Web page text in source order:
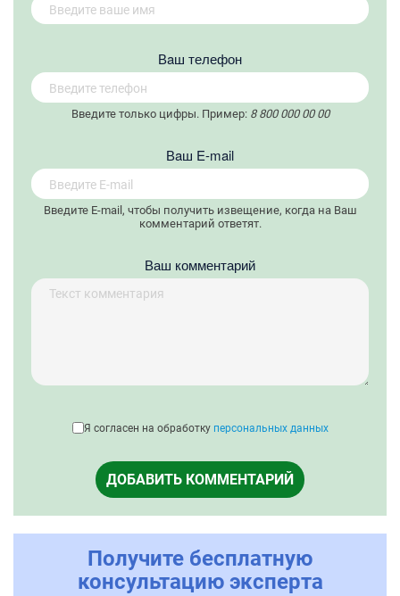
Вaш телефон
Введите только цифры. Пример: 8 800 000 00 00
Вaш E-mail
Введите E-mail, чтобы получить извещение, когда на Ваш
комментарий ответят.
Ваш комментарий
Я согласен на обработку персональных данных
ДОБАВИТЬ КОММЕНТАРИЙ
Получите бесплатную
консультацию эксперта